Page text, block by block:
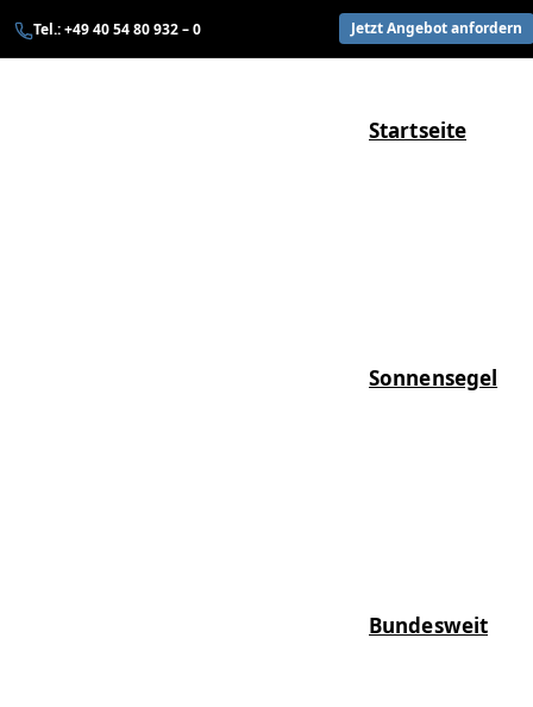
Tel.: +49 40 54 80 932 – 0 Jetzt Angebot anfordern
Inhalt
Startseite
Sonnensegel
Bundesweit